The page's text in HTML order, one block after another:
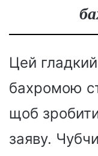
Цей
бахромою
щоб
заяву.